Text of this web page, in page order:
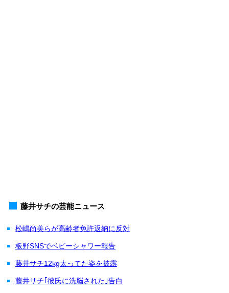
藤井サチの芸能ニュース
松嶋尚美らが高齢者免許返納に反対
板野SNSでベビーシャワー報告
藤井サチ12kg太ってた姿を披露
藤井サチ｢彼氏に洗脳された｣告白